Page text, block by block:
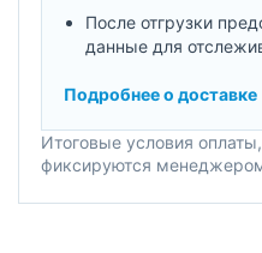
После отгрузки
данные для
Подробнее о доставке
Итоговые условия
фиксируются